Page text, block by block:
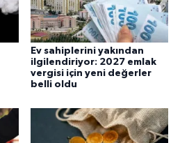
Ev sahiplerini yakından
ilgilendiriyor: 2027 emlak
vergisi için yeni değerler
belli oldu